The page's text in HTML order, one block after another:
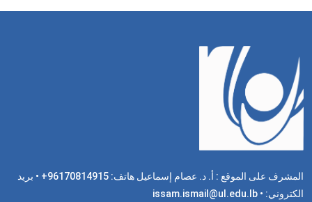
المشرف على الموقع : أ. د. عصام إسماعيل هاتف: 96170814915+ • بريد
الكتروني: issam.ismail@ul.edu.lb •